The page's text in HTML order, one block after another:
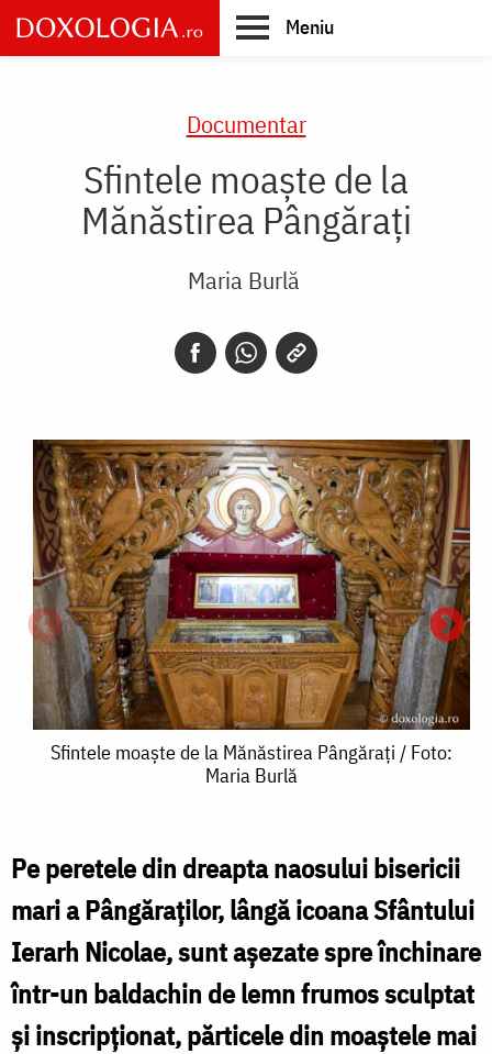
Skip
to
main
Meniu
Documentar
Sfintele moaște de la
Mănăstirea Pângărați
Maria Burlă
Sfintele
la
Mănăstirea
Pângărați
/
Foto:
Sfintele moaște de la Mănăstirea Pângărați / Foto:
Maria Burlă
Pe peretele din dreapta naosului bisericii
mari a Pângăraților, lângă icoana Sfântului
Ierarh Nicolae, sunt aşezate spre închinare
într-un baldachin de lemn frumos sculptat
și inscripţionat, părticele din moaştele mai